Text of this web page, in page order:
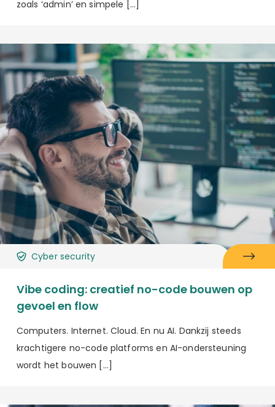
zoals ‘admin’ en simpele […]
Cyber security
Vibe coding: creatief no-code bouwen op
gevoel en flow
Computers. Internet. Cloud. En nu AI. Dankzij steeds
krachtigere no-code platforms en AI-ondersteuning
wordt het bouwen […]